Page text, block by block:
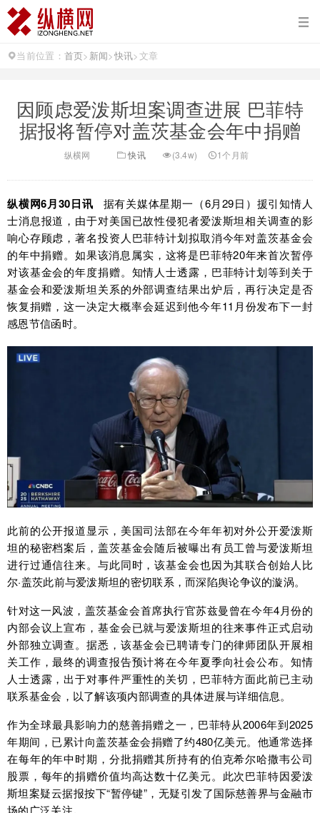
当前位置： 首页> 新闻>快讯>文章
因顾虑爱泼斯坦案调查进展 巴菲特
据报将暂停对盖茨基金会年中捐赠
纵横网 快讯 (3.4w) 1个月前
纵横网6月30日讯
据有关媒体星期一（6月29日）援引知情人
士消息报道，由于对美国已故性侵犯者爱泼斯坦相关调查的影
响心存顾虑，著名投资人巴菲特计划拟取消今年对盖茨基金会
的年中捐赠。如果该消息属实，这将是巴菲特20年来首次暂停
对该基金会的年度捐赠。知情人士透露，巴菲特计划等到关于
基金会和爱泼斯坦关系的外部调查结果出炉后，再行决定是否
恢复捐赠，这一决定大概率会延迟到他今年11月份发布下一封
感恩节信函时。
此前的公开报道显示，美国司法部在今年年初对外公开爱泼斯
坦的秘密档案后，盖茨基金会随后被曝出有员工曾与爱泼斯坦
进行过通信往来。与此同时，该基金会也因为其联合创始人比
尔·盖茨此前与爱泼斯坦的密切联系，而深陷舆论争议的漩涡。
针对这一风波，盖茨基金会首席执行官苏兹曼曾在今年4月份的
内部会议上宣布，基金会已就与爱泼斯坦的往来事件正式启动
外部独立调查。据悉，该基金会已聘请专门的律师团队开展相
关工作，最终的调查报告预计将在今年夏季向社会公布。知情
人士透露，出于对事件严重性的关切，巴菲特方面此前已主动
联系基金会，以了解该项内部调查的具体进展与详细信息。
作为全球最具影响力的慈善捐赠之一，巴菲特从2006年到2025
年期间，已累计向盖茨基金会捐赠了约480亿美元。他通常选择
在每年的年中时期，分批捐赠其所持有的伯克希尔哈撒韦公司
股票，每年的捐赠价值均高达数十亿美元。此次巴菲特因爱泼
斯坦案疑云据报按下“暂停键”，无疑引发了国际慈善界与金融市